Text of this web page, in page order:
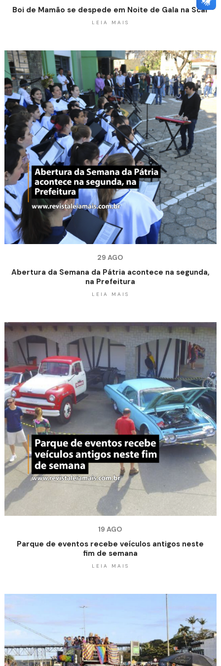
Boi de Mamão se despede em Noite de Gala na Scar
LEIA MAIS
29 AGO
Abertura da Semana da Pátria acontece na segunda,
na Prefeitura
LEIA MAIS
19 AGO
Parque de eventos recebe veículos antigos neste
fim de semana
LEIA MAIS